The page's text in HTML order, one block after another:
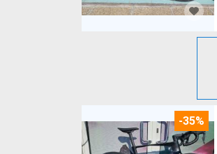
-35%